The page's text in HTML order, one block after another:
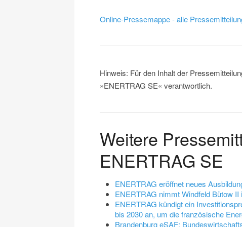
Online-Pressemappe - alle
Hinweis: Für den Inhalt der
»ENERTRAG SE« verantwortlich.
Weitere
ENERTRAG SE
ENERTRAG eröffnet neues
ENERTRAG nimmt Windfeld Bütow
ENERTRAG kündigt ein
bis 2030 an, um die französische
Brandenburg eSAF: